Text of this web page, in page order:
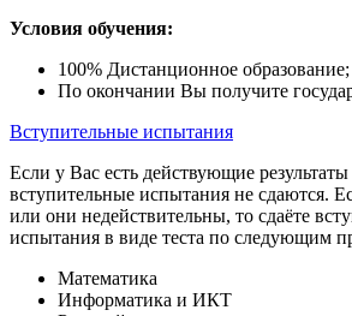
Условия обучения:
100% Дистанционное образование;
По окончании Вы получите
Вступительные испытания
Если у Вас есть действующие
вступительные испытания не сдаются.
или они недействительны, то сдаёте
испытания в виде теста по следующим
Математика
Информатика и ИКТ